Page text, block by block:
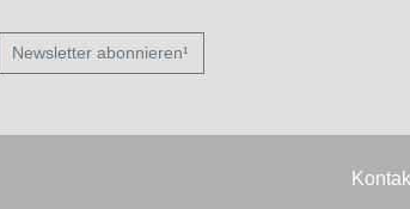
Newsletter abonnieren¹